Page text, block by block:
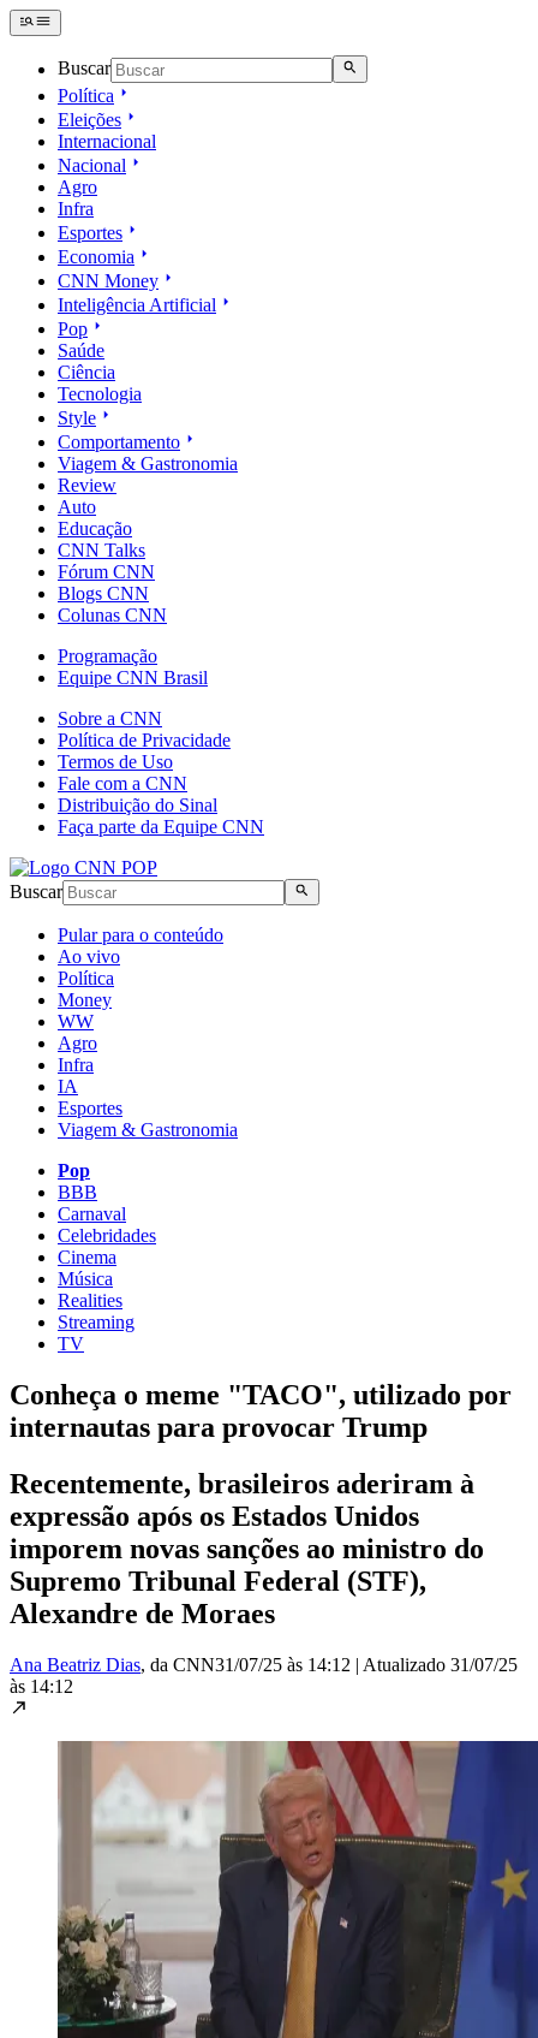
Buscar
Política
Eleições
Internacional
Nacional
Agro
Infra
Esportes
Economia
CNN Money
Inteligência Artificial
Pop
Saúde
Ciência
Tecnologia
Style
Comportamento
Viagem & Gastronomia
Review
Auto
Educação
CNN Talks
Fórum CNN
Blogs CNN
Colunas CNN
Programação
Equipe CNN Brasil
Sobre a CNN
Política de Privacidade
Termos de Uso
Fale com a CNN
Distribuição do Sinal
Faça parte da Equipe CNN
Buscar
Pular para o conteúdo
Ao vivo
Política
Money
WW
Agro
Infra
IA
Esportes
Viagem & Gastronomia
Pop
BBB
Carnaval
Celebridades
Cinema
Música
Realities
Streaming
TV
Conheça o meme "TACO", utilizado por
internautas para provocar Trump
Recentemente, brasileiros aderiram à
expressão após os Estados Unidos
imporem novas sanções ao ministro do
Supremo Tribunal Federal (STF),
Alexandre de Moraes
Ana Beatriz Dias, da CNN31/07/25 às 14:12 | Atualizado 31/07/25
às 14:12